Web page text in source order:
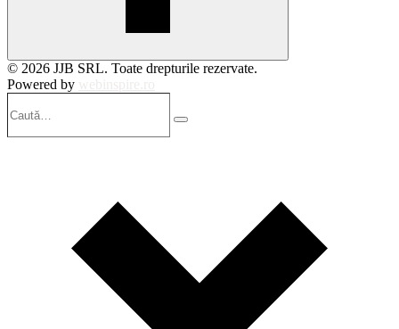
© 2026 JJB SRL. Toate drepturile rezervate.
Powered by
Search